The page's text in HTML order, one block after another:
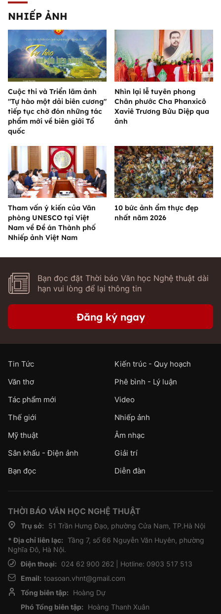
NHIẾP ẢNH
Cuộc thi và Triển lãm ảnh
"Tự hào một dải biên cương"
tiếp tục chờ đón những tác
phẩm mới về biên giới Tổ
quốc
Nhìn lại lễ tuyên phong
Chân phước Cha Phanxicô
Xaviê Trương Bửu Diệp qua
ảnh
Tham vấn ý kiến của Văn
phòng UNESCO tại Việt
Nam về Đề án Thành phố
Nhiếp ảnh Việt Nam
10 bức ảnh ẩm thực đẹp
nhất năm 2026
Bạn đọc đặt Thời báo Văn học Nghệ thuật dài
hạn vui lòng để lại thông tin
Đăng ký ngay
Tin Tức
Kiến trúc - Quy hoạch
Văn thơ
Phê bình - Lý luận
Tác phẩm mới
Video
Thế giới
Nhiếp ảnh
Mỹ thuật
Âm nhạc
Sân khấu - Điện ảnh
Giải trí
Bạn đọc
Diễn đàn
THỜI BÁO VĂN HỌC NGHỆ THUẬT
Trụ sở:
51 Trần Hưng Đạo, phường Cửa Nam, TP.Hà Nội
* Địa chỉ liên lạc: Tầng 7, số 66 Nguyễn Văn Huyên, phường
Nghĩa Đô, Hà Nội.
Điện thoại:
024 62 900 262 | Hotline: 0903 517 513
Email: toasoan.vhnt@gmail.com
Tổng biên tập:
Hoàng Dự
Phó Tổng biên tập:
Hoàng Thanh Xuân